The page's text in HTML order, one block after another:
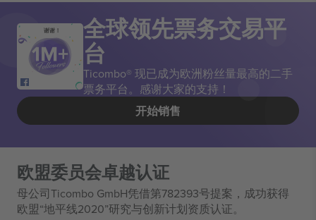
谢谢！ 全球领先票务交易平
台
Ticombo® 现已成为欧洲粉丝量最高的二手
票务平台。感谢大家的支持！
开始销售
欧盟委员会卓越认证
母公司Ticombo GmbH凭借第782393号提案，成功获得
欧盟“地平线2020”研究与创新计划资质认证。